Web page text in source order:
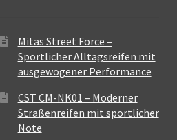
Mitas Street Force –
Sportlicher Alltagsreifen mit
ausgewogener Performance
CST CM-NK01 – Moderner
Straßenreifen mit sportlicher
Note